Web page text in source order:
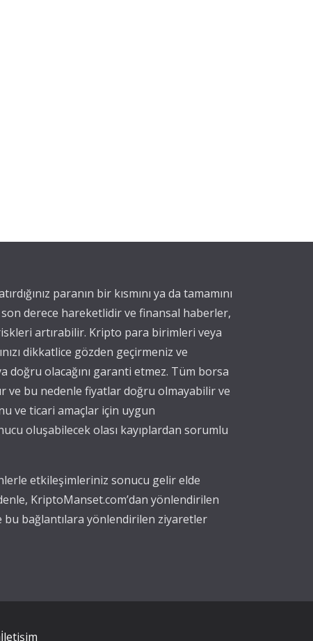
paranın bir kısmını ya da tamamını
derece hareketlidir ve finansal haberler,
artırabilir. Kripto para birimleri veya
dikkatlice gözden geçirmeniz ve
olacağını garanti etmez. Tüm borsa
ve bu nedenle fiyatlar doğru olmayabilir ve
ve ticari amaçlar için uygun
oluşabilecek olası kayıplardan sorumlu
etkileşimleriniz sonucu gelir elde
KriptoManset.com’dan yönlendirilen
bu bağlantılara yönlendirilen ziyaretler
İletişim